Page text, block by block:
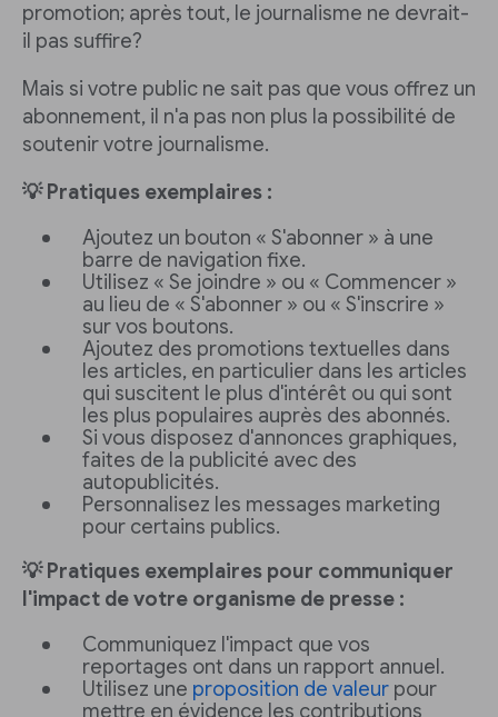
promotion; après tout, le journalisme ne devrait-
il pas suffire?
Mais si votre public ne sait pas que vous offrez un
abonnement, il n'a pas non plus la possibilité de
soutenir votre journalisme.
💡 Pratiques exemplaires :
Ajoutez un bouton « S'abonner » à une
barre de navigation fixe.
Utilisez « Se joindre » ou « Commencer »
au lieu de « S'abonner » ou « S'inscrire »
sur vos boutons.
Ajoutez des promotions textuelles dans
les articles, en particulier dans les articles
qui suscitent le plus d'intérêt ou qui sont
les plus populaires auprès des abonnés.
Si vous disposez d'annonces graphiques,
faites de la publicité avec des
autopublicités.
Personnalisez les messages marketing
pour certains publics.
💡 Pratiques exemplaires pour communiquer
l'impact de votre organisme de presse :
Communiquez l'impact que vos
reportages ont dans un rapport annuel.
Utilisez une proposition de valeur pour
mettre en évidence les contributions